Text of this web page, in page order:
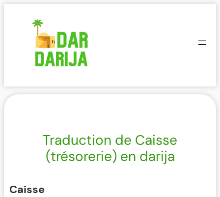
Traduction de Caisse
(trésorerie) en darija
Caisse